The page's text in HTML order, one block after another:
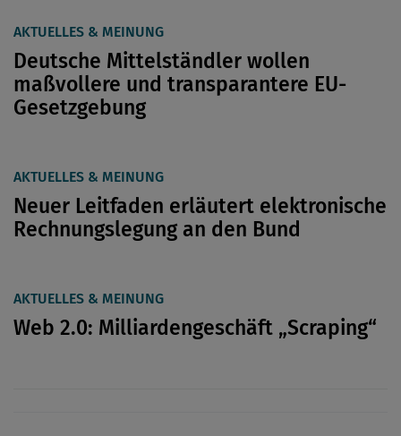
AKTUELLES & MEINUNG
Deutsche Mittelständler wollen
maßvollere und transparantere EU-
Gesetzgebung
AKTUELLES & MEINUNG
Neuer Leitfaden erläutert elektronische
Rechnungslegung an den Bund
AKTUELLES & MEINUNG
Web 2.0: Milliardengeschäft „Scraping“